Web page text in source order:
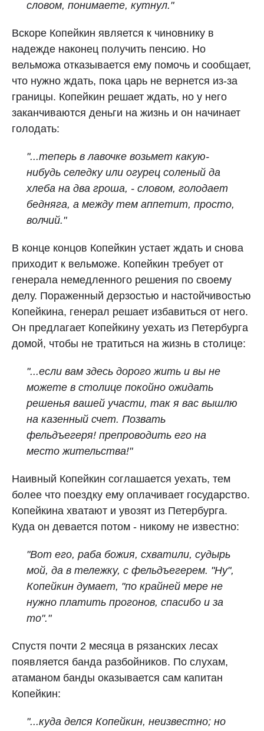
словом, понимаете, кутнул."
Вскоре Копейкин является к чиновнику в
надежде наконец получить пенсию. Но
вельможа отказывается ему помочь и сообщает,
что нужно ждать, пока царь не вернется из-за
границы. Копейкин решает ждать, но у него
заканчиваются деньги на жизнь и он начинает
голодать:
"...теперь в лавочке возьмет какую-
нибудь селедку или огурец соленый да
хлеба на два гроша, - словом, голодает
бедняга, а между тем аппетит, просто,
волчий."
В конце концов Копейкин устает ждать и снова
приходит к вельможе. Копейкин требует от
генерала немедленного решения по своему
делу. Пораженный дерзостью и настойчивостью
Копейкина, генерал решает избавиться от него.
Он предлагает Копейкину уехать из Петербурга
домой, чтобы не тратиться на жизнь в столице:
"...если вам здесь дорого жить и вы не
можете в столице покойно ожидать
решенья вашей участи, так я вас вышлю
на казенный счет. Позвать
фельдъегеря! препроводить его на
место жительства!"
Наивный Копейкин соглашается уехать, тем
более что поездку ему оплачивает государство.
Копейкина хватают и увозят из Петербурга.
Куда он девается потом - никому не известно:
"Вот его, раба божия, схватили, судырь
мой, да в тележку, с фельдъегерем. "Ну",
Копейкин думает, "по крайней мере не
нужно платить прогонов, спасибо и за
то"."
Спустя почти 2 месяца в рязанских лесах
появляется банда разбойников. По слухам,
атаманом банды оказывается сам капитан
Копейкин:
"...куда делся Копейкин, неизвестно; но